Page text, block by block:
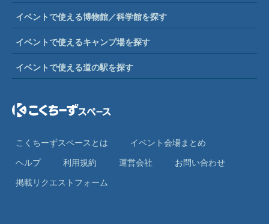
イベントで使える博物館／科学館を探す
イベントで使えるキャンプ場を探す
イベントで使える道の駅を探す
こくちーずスペースとは
イベント会場まとめ
ヘルプ
利⽤規約 運営会社
お問い合わせ
掲載リクエストフォーム